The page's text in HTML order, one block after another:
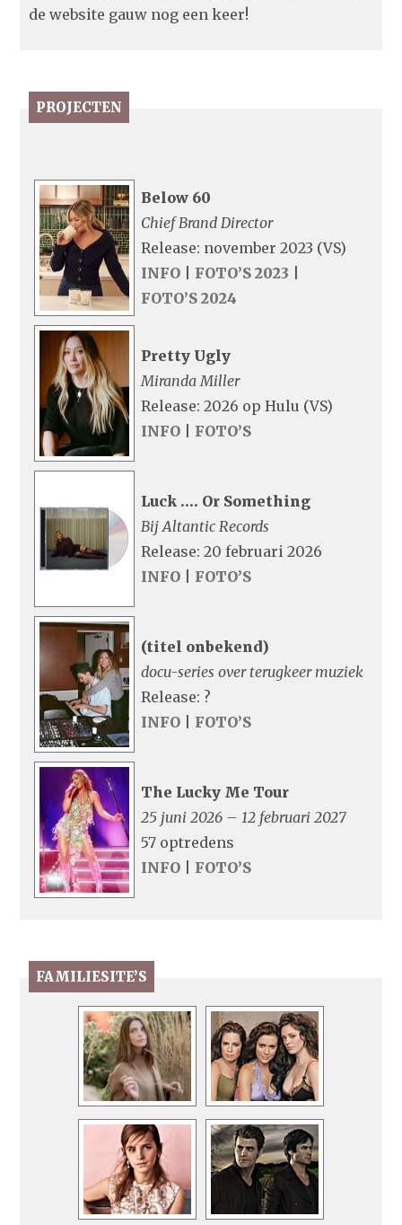
de website gauw nog een keer!
PROJECTEN
Below 60
Chief Brand Director
Release: november 2023 (VS)
INFO
FOTO’S 2023
FOTO’S 2024
Pretty Ugly
Miranda Miller
Release: 2026 op Hulu (VS)
INFO
FOTO’S
Luck …. Or Something
Bij Altantic Records
Release: 20 februari 2026
INFO
FOTO’S
(titel onbekend)
docu-series over terugkeer muziek
Release: ?
INFO
FOTO’S
The Lucky Me Tour
25 juni 2026 – 12 februari 2027
57 optredens
INFO
FOTO’S
FAMILIESITE’S